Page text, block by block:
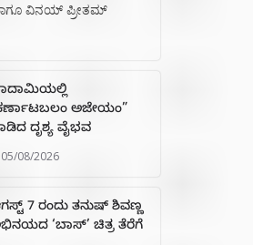
ವಿನಯ್ ಪ್ರೀತಮ್
ಅಜೇಯಂ”
ದೃಶ್ಯ ವೈಭವ
05/08/2026
7 ರಂದು ತನುಷ್ ಶಿವಣ್ಣ
‘ಬಾಸ್’ ಚಿತ್ರ ತೆರೆಗೆ